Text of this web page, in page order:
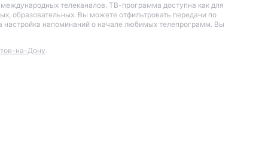
телеканалов. ТВ-программа доступна как для
образовательных. Вы можете отфильтровать передачи по
настройка напоминаний о начале любимых телепрограмм. Вы
на-Дону.